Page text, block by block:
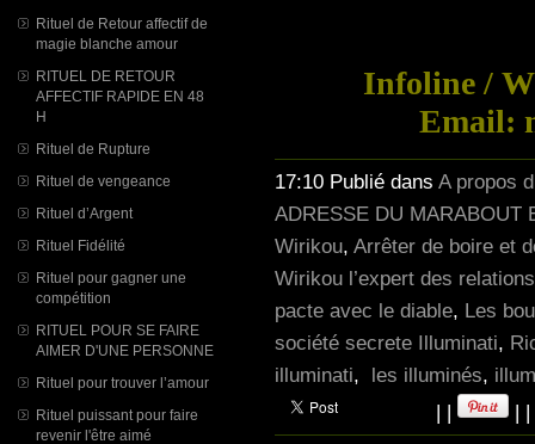
Rituel de Retour affectif de
magie blanche amour
RITUEL DE RETOUR
AFFECTIF RAPIDE EN 48
H
Rituel de Rupture
Rituel de vengeance
Rituel d’Argent
Rituel Fidélité
Rituel pour gagner une
compétition
RITUEL POUR SE FAIRE
AIMER D'UNE PERSONNE
Rituel pour trouver l’amour
Rituel puissant pour faire
revenir l'être aimé
Infoline /
Email:
17:10 Publié dans A propos
ADRESSE DU MARABOUT
Wirikou, Arrêter de boire et
Wirikou l’expert des
pacte avec le diable, Les
société secrete Illuminati,
illuminati, les illuminés,
| | | |